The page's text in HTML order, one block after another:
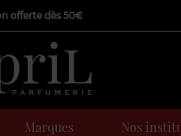
offerte dès 50€
Marques Nos